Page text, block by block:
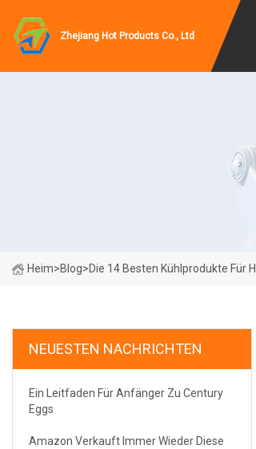
Zhejiang Hot Products Co., Ltd
Heim>Blog>Die 14 Besten Kühlprodukte Für
NEUESTEN NACHRICHTEN
Ein Leitfaden Für Anfänger Zu Century
Eggs
Amazon Verkauft Immer Wieder Diese